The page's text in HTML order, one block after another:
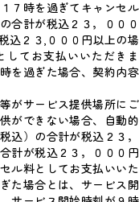
７時を過ぎてキャンセル
合計が税込２３，０００
込２３,０００円以上の場
してお支払いいただきま
を過ぎた場合、契約内容
がサービス提供場所にご
ができない場合、自動的
込）の合計が税込２３，
計が税込２３，０００円
ル料としてお支払いいた
た場合とは、サービス開